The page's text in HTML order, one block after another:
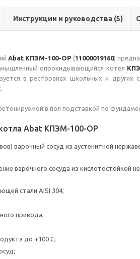
Инструкции и руководства (5)
Abat КПЭМ-100-ОР (11000019160)
опрокидывающийся котел
в ресторанах школьных и других
в пол подставкой по
Abat КПЭМ-100-ОР
варочный сосуд из аустенитной
варочного сосуда из кислотостойкой
стали AISI 304;
привода;
до +100 С;